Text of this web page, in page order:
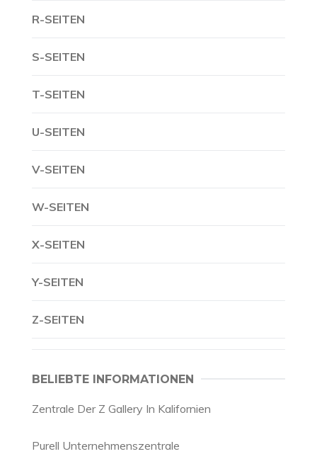
R-SEITEN
S-SEITEN
T-SEITEN
U-SEITEN
V-SEITEN
W-SEITEN
X-SEITEN
Y-SEITEN
Z-SEITEN
BELIEBTE INFORMATIONEN
Zentrale Der Z Gallery In Kalifornien
Purell Unternehmenszentrale